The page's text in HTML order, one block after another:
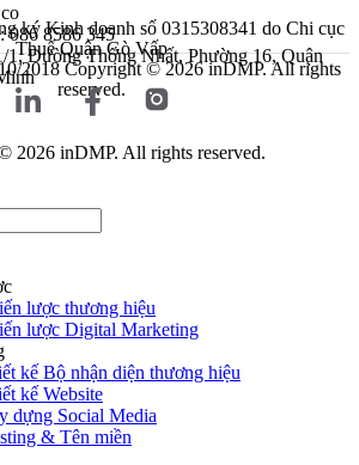
086 8586 345
1, Đường Thống Nhất, Phường 16, Quận
ký Kinh doanh số 0315308341 do Chi cục
Thuế Quận Gò Vấp
2018Copyright © 2026 inDMP. All rights
reserved.
2026 inDMP. All rights reserved.
lược thương hiệu
lược Digital Marketing
kế Bộ nhận diện thương hiệu
kế Website
dựng Social Media
& Tên miền